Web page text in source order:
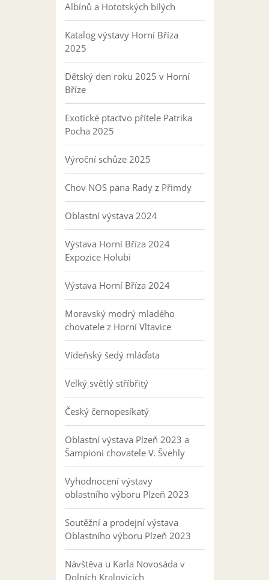
Albínů a Hototských bílých
Katalog výstavy Horní Bříza
2025
Dětský den roku 2025 v Horní
Bříze
Exotické ptactvo přítele Patrika
Pocha 2025
Výroční schůze 2025
Chov NOS pana Rady z Přimdy
Oblastní výstava 2024
Výstava Horní Bříza 2024
Expozice Holubi
Výstava Horní Bříza 2024
Moravský modrý mladého
chovatele z Horní Vltavice
Vídeňský šedý mláďata
Velký světlý stříbřitý
Český černopesíkatý
Oblastní výstava Plzeň 2023 a
Šampioni chovatele V. Švehly
Vyhodnocení výstavy
oblastního výboru Plzeň 2023
Soutěžní a prodejní výstava
Oblastního výboru Plzeň 2023
Návštěva u Karla Novosáda v
Dolních Kralovicích